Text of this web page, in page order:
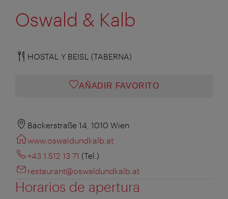
Oswald & Kalb
HOSTAL Y BEISL (TABERNA)
AÑADIR FAVORITO
Bäckerstraße 14, 1010 Wien
www.oswaldundkalb.at
+43 1 512 13 71 (Tel.)
restaurant@oswaldundkalb.at
Horarios de apertura